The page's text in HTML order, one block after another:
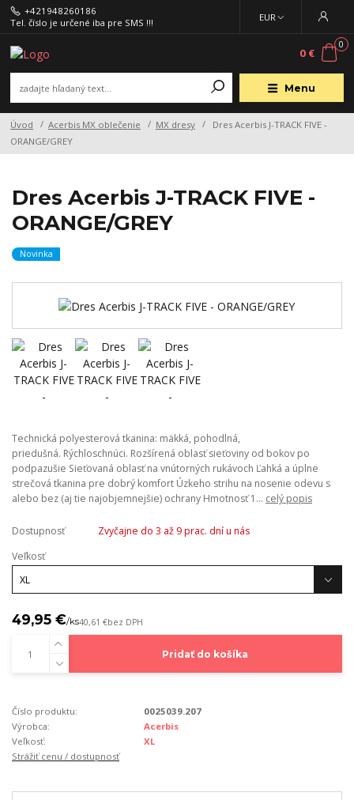
Menu
EUR
+421948260186
Tel. číslo je určené iba pre SMS !!!
0
0 €
Úvod Acerbis MX oblečenie MX dresy
Dres Acerbis J-TRACK FIVE -
ORANGE/GREY
Dres Acerbis J-TRACK FIVE -
ORANGE/GREY
Novinka
Technická polyesterová tkanina: mäkká, pohodlná,
priedušná. Rýchloschnúci. Rozšírená oblasť sieťoviny od bokov po
podpazušie Sieťovaná oblasť na vnútorných rukávoch Ľahká a úplne
strečová tkanina pre dobrý komfort Úzkeho strihu na nosenie odevu s
alebo bez (aj tie najobjemnejšie) ochrany Hmotnosť 1... celý popis
Dostupnosť
Zvyčajne do 3 až 9 prac. dní u nás
Veľkosť
49,95 €/ks40,61 €bez DPH
Pridať do košíka
Číslo produktu:
0025039.207
Výrobca:
Acerbis
Veľkosť:
XL
Strážiť cenu / dostupnosť